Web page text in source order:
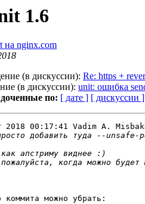
1.6
на nginx.com
(в дискуссии): Re: https +
(в дискуссии): unit: ошибка
по: [ дате ] [ дискуссии ]
2018 00:17:41 Vadim A.
коммита можно убрать: